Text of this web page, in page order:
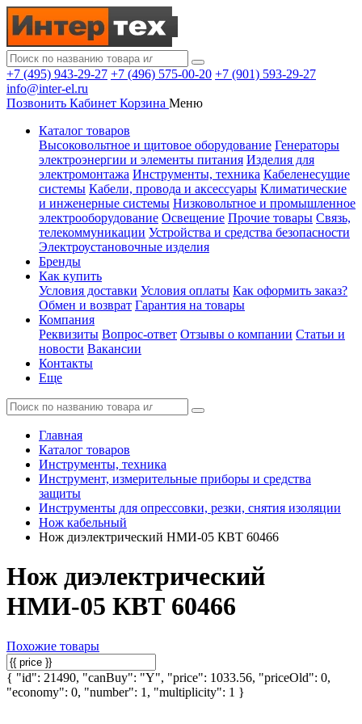
+7 (495) 943-29-27 +7 (496) 575-00-20 +7 (901) 593-29-27
info@inter-el.ru
Позвонить Кабинет Корзина Меню
Каталог товаров
Высоковольтное и щитовое оборудование Генераторы
электроэнергии и элементы питания Изделия для
электромонтажа Инструменты, техника Кабеленесущие
системы Кабели, провода и аксессуары Климатические
и инженерные системы Низковольтное и промышленное
электрооборудование Освещение Прочие товары Связь,
телекоммуникации Устройства и средства безопасности
Электроустановочные изделия
Бренды
Как купить
Условия доставки Условия оплаты Как оформить заказ?
Обмен и возврат Гарантия на товары
Компания
Реквизиты Вопрос-ответ Отзывы о компании Статьи и
новости Вакансии
Контакты
Еще
Главная
Каталог товаров
Инструменты, техника
Инструмент, измерительные приборы и средства
защиты
Инструменты для опрессовки, резки, снятия изоляции
Нож кабельный
Нож диэлектрический НМИ-05 КВТ 60466
Нож диэлектрический
НМИ-05 КВТ 60466
Похожие товары
{ "id": 21490, "canBuy": "Y", "price": 1033.56, "priceOld": 0,
"economy": 0, "number": 1, "multiplicity": 1 }